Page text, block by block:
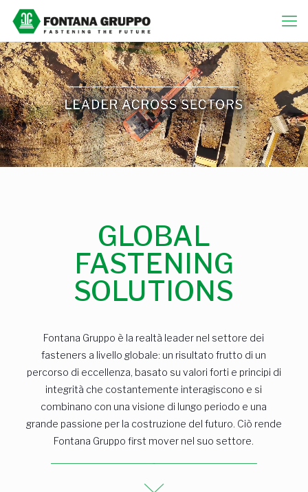
GLOBAL
FASTENING
SOLUTIONS
Fontana Gruppo è la realtà leader nel settore dei
fasteners a livello globale: un risultato frutto di un
percorso di eccellenza, basato su valori forti e principi di
integrità che costantemente interagiscono e si
combinano con una visione di lungo periodo e una
grande passione per la costruzione del futuro. Ciò rende
Fontana Gruppo first mover nel suo settore.